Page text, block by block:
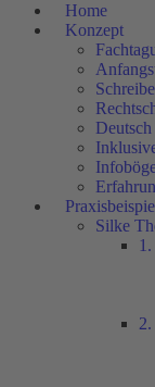
Home
Konzept
Silke